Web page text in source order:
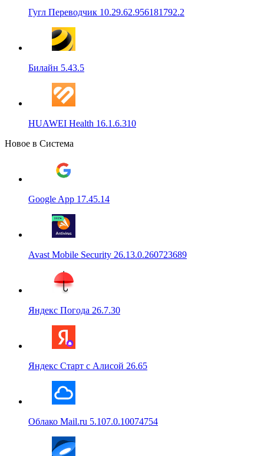
Гугл Переводчик 10.29.62.956181792.2
Билайн 5.43.5
HUAWEI Health 16.1.6.310
Новое в Система
Google App 17.45.14
Avast Mobile Security 26.13.0.260723689
Яндекс Погода 26.7.30
Яндекс Старт с Алисой 26.65
Облако Mail.ru 5.107.0.10074754